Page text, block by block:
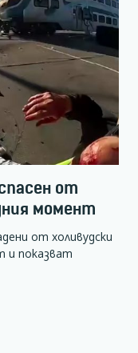
от
момент
от холивудски
и показват